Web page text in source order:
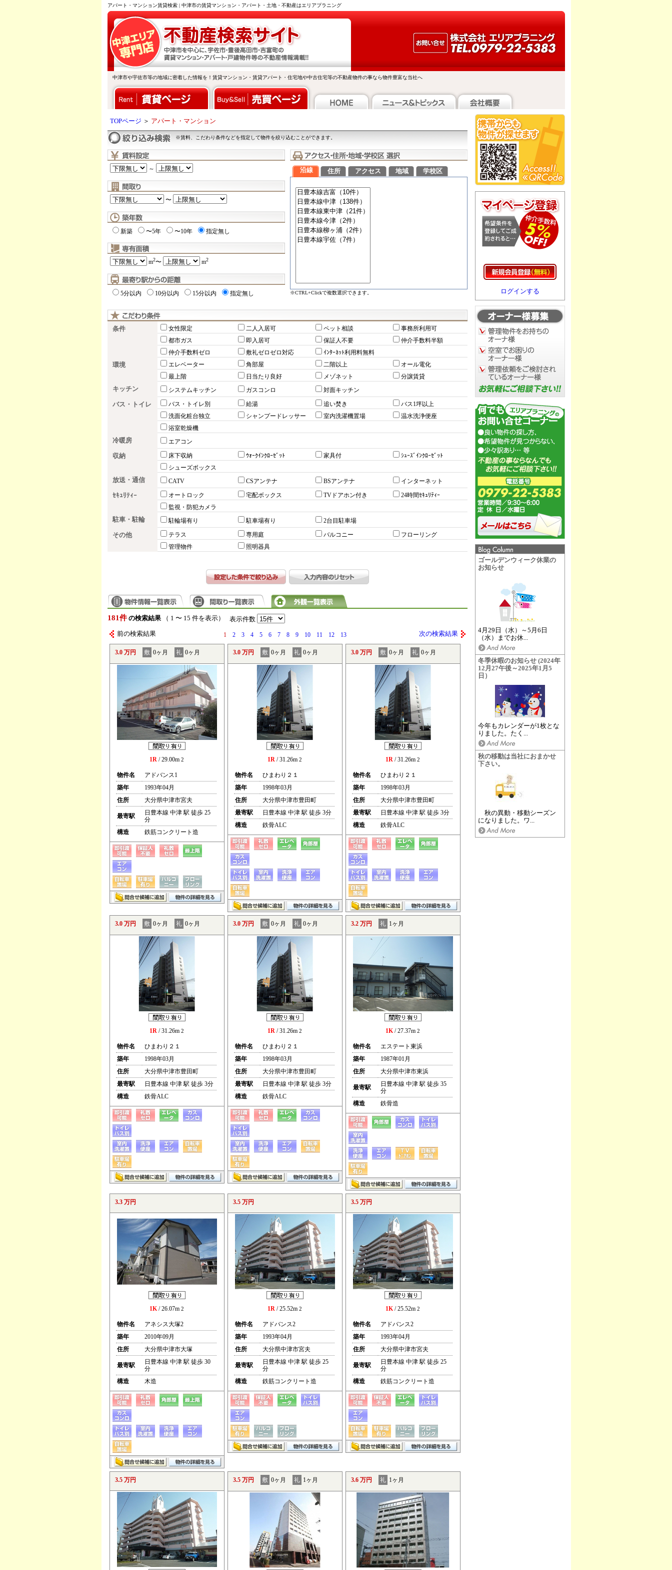
アパート・マンション賃貸検索 | 中津市の賃貸マンション・アパート・土地・不動産はエリアプラニング
中津市や宇佐市等の地域に密着した情報を！賃貸マンション・賃貸アパート・住宅地や中古住宅等の不動産物件の事なら物件豊富な当社へ
ログインする
ゴールデンウィーク休業の
お知らせ
4月29日（水）～5月6日
（水）までお休...
冬季休暇のお知らせ (2024年
12月27午後～2025年1月5
日）
今年もカレンダーが1枚とな
りました。たく...
秋の移動は当社におまかせ
下さい。
秋の異動・移動シーズン
になりました。ワ...
TOPページ ＞ アパート・マンション
※賃料、こだわり条件などを指定して物件を絞り込むことができます。
～
〜
新築 〜5年 〜10年 指定無し
m2〜 m2
5分以内 10分以内 15分以内 指定無し
沿線 住所 アクセス 地域 学校区
※CTRL+Clickで複数選択できます。
条件 女性限定 二人入居可 ペット相談
事務所利用可
都市ガス
即入居可 保証人不要
仲介手数料半額
仲介手数料ゼロ
敷礼ゼロゼロ対応 ｲﾝﾀｰﾈｯﾄ利用料無料
環境 エレベーター 角部屋 二階以上
オール電化
最上階
日当たり良好 メゾネット 分譲賃貸
キッチン システムキッチン ガスコンロ 対面キッチン
バス・トイレ バス・トイレ別 給湯 追い焚き
バス1坪以上
洗面化粧台独立
シャンプードレッサー 室内洗濯機置場
温水洗浄便座
浴室乾燥機
冷暖房 エアコン
収納 床下収納 ｳｫｰｸｲﾝｸﾛｰｾﾞｯﾄ 家具付
ｼｭｰｽﾞｲﾝｸﾛｰｾﾞｯﾄ
シューズボックス
放送・通信 CATV CSアンテナ BSアンテナ インターネット
ｾｷｭﾘﾃｨｰ オートロック 宅配ボックス TVドアホン付き
24時間ｾｷｭﾘﾃｨｰ
監視・防犯カメラ
駐車・駐輪 駐輪場有り 駐車場有り 2台目駐車場
その他 テラス 専用庭 バルコニー
フローリング
管理物件
照明器具
181件 の検索結果（ 1 〜 15 件を表示） 表示件数
前の検索結果 1 2 3 4 5 6 7 8 9 10 11 12 13 次の検索結果
3.0 万円 敷 0ヶ月 礼 0ヶ月
1R / 29.00m 2
物件名
アドバンス1
築年
1993年04月
住所
大分県中津市宮夫
最寄駅
日豊本線 中津 駅 徒歩 25
分
構造
鉄筋コンクリート造
3.0 万円 敷 0ヶ月 礼 0ヶ月
1R / 31.26m 2
物件名
ひまわり２１
築年
1998年03月
住所
大分県中津市豊田町
最寄駅
日豊本線 中津 駅 徒歩 3分
構造
鉄骨ALC
3.0 万円 敷 0ヶ月 礼 0ヶ月
1R / 31.26m 2
物件名
ひまわり２１
築年
1998年03月
住所
大分県中津市豊田町
最寄駅
日豊本線 中津 駅 徒歩 3分
構造
鉄骨ALC
3.0 万円 敷 0ヶ月 礼 0ヶ月
1R / 31.26m 2
物件名
ひまわり２１
築年
1998年03月
住所
大分県中津市豊田町
最寄駅
日豊本線 中津 駅 徒歩 3分
構造
鉄骨ALC
3.0 万円 敷 0ヶ月 礼 0ヶ月
1R / 31.26m 2
物件名
ひまわり２１
築年
1998年03月
住所
大分県中津市豊田町
最寄駅
日豊本線 中津 駅 徒歩 3分
構造
鉄骨ALC
3.2 万円 礼 1ヶ月
1K/ 27.37m 2
物件名
エステート東浜
築年
1987年01月
住所
大分県中津市東浜
最寄駅
日豊本線 中津 駅 徒歩 35
分
構造
鉄骨造
3.3 万円
1K/ 26.07m 2
物件名
アネシス大塚2
築年
2010年09月
住所
大分県中津市大塚
最寄駅
日豊本線 中津 駅 徒歩 30
分
構造
木造
3.5 万円
1R / 25.52m 2
物件名
アドバンス2
築年
1993年04月
住所
大分県中津市宮夫
最寄駅
日豊本線 中津 駅 徒歩 25
分
構造
鉄筋コンクリート造
3.5 万円
1K/ 25.52m 2
物件名
アドバンス2
築年
1993年04月
住所
大分県中津市宮夫
最寄駅
日豊本線 中津 駅 徒歩 25
分
構造
鉄筋コンクリート造
3.5 万円 3.5 万円 敷 0ヶ月 礼 1ヶ月 3.6 万円 礼 1ヶ月